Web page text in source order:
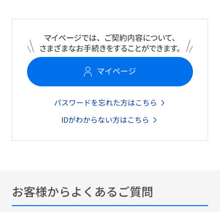
マイページ
パスワードを忘れた方はこちら
IDがわからない方はこちら
お客様からよくあるご質問